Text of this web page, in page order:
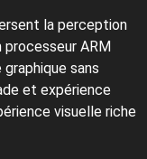
la perception
ARM
sans
et expérience
visuelle riche